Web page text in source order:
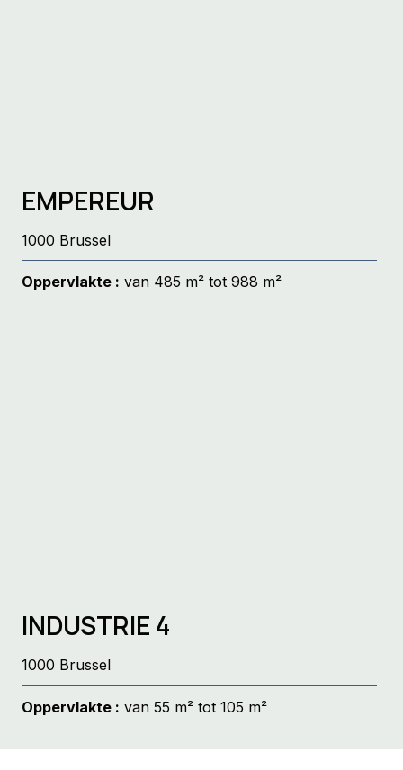
EMPEREUR
1000 Brussel
Oppervlakte : van 485 m² tot 988 m²
INDUSTRIE 4
1000 Brussel
Oppervlakte : van 55 m² tot 105 m²